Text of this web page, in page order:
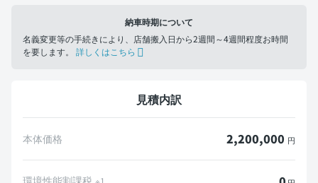
納車時期について
名義変更等の手続きにより、店舗搬入日から2週間～4週間程度お時間
を要します。 詳しくはこちら
見積内訳
本体価格 2,200,000 円
環境性能割課税 ※1